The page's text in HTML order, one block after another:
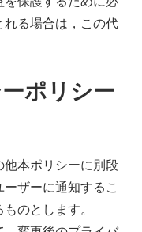
る場合は，この代
ポリシー
本ポリシーに別段
ザーに通知するこ
のとします。